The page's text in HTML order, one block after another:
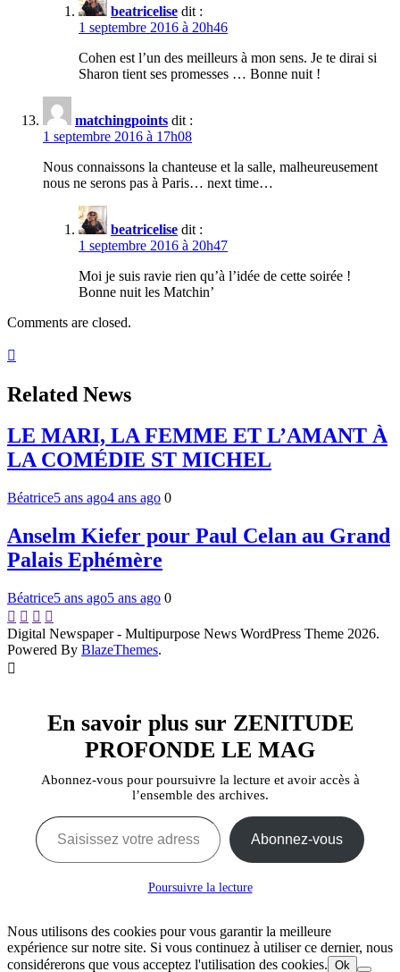
beatricelise dit :
1 septembre 2016 à 20h46
Cohen est l’un des meilleurs à mon sens. Je te dirai si
Sharon tient ses promesses … Bonne nuit !
matchingpoints dit :
1 septembre 2016 à 17h08
Nous connaissons la chanteuse et la salle, malheureusement
nous ne serons pas à Paris… next time…
beatricelise dit :
1 septembre 2016 à 20h47
Moi je suis ravie rien qu’à l’idée de cette soirée !
Bonne nuit les Matchin’
Comments are closed.
Related News
LE MARI, LA FEMME ET L’AMANT À
LA COMÉDIE ST MICHEL
Béatrice5 ans ago4 ans ago 0
Anselm Kiefer pour Paul Celan au Grand
Palais Ephémère
Béatrice5 ans ago5 ans ago 0
Digital Newspaper - Multipurpose News WordPress Theme 2026.
Powered By BlazeThemes.
En savoir plus sur ZENITUDE
PROFONDE LE MAG
Abonnez-vous pour poursuivre la lecture et avoir accès à
l’ensemble des archives.
Saisissez votre adresse e-mail…
Abonnez-vous
Poursuivre la lecture
Nous utilisons des cookies pour vous garantir la meilleure
expérience sur notre site. Si vous continuez à utiliser ce dernier, nous
considérerons que vous acceptez l'utilisation des cookies. Ok